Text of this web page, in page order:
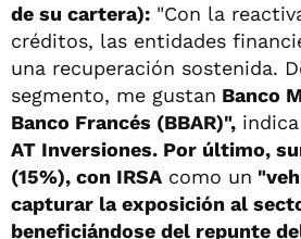
de su cartera): "Con la
créditos, las entidades
una recuperación sostenida.
segmento, me gustan Banco
Banco Francés (BBAR)",
AT Inversiones. Por último,
(15%), con IRSA como un
capturar la exposición al
beneficiándose del repunte